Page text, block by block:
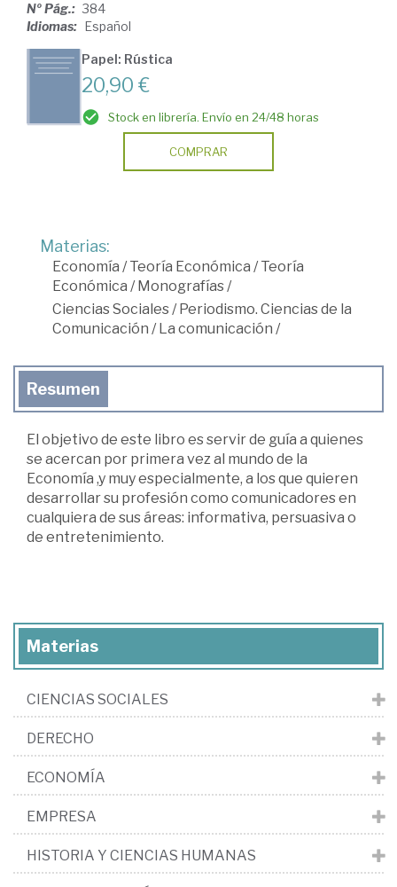
Nº Pág.: 384
Idiomas: Español
Papel: Rústica
20,90 €
Stock en librería. Envío en 24/48 horas
COMPRAR
Materias:
Economía /Teoría Económica /Teoría
Económica / Monografías/
Ciencias Sociales/ Periodismo. Ciencias de la
Comunicación / La comunicación /
Resumen
El objetivo de este libro es servir de guía a quienes
se acercan por primera vez al mundo de la
Economía ,y muy especialmente, a los que quieren
desarrollar su profesión como comunicadores en
cualquiera de sus áreas: informativa, persuasiva o
de entretenimiento.
Materias
CIENCIAS SOCIALES
DERECHO
ECONOMÍA
EMPRESA
HISTORIA Y CIENCIAS HUMANAS